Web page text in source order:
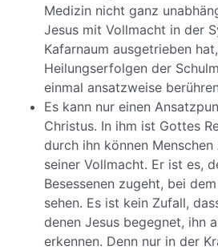
Medizin nicht ganz
Jesus mit Vollmacht in der
Kafarnaum ausgetrieben
Heilungserfolgen der
einmal ansatzweise
Es kann nur einen
Christus. In ihm ist Gottes
durch ihn können Menschen
seiner Vollmacht. Er ist es,
Besessenen zugeht, bei
sehen. Es ist kein Zufall,
denen Jesus begegnet, ihn
erkennen. Denn nur in der